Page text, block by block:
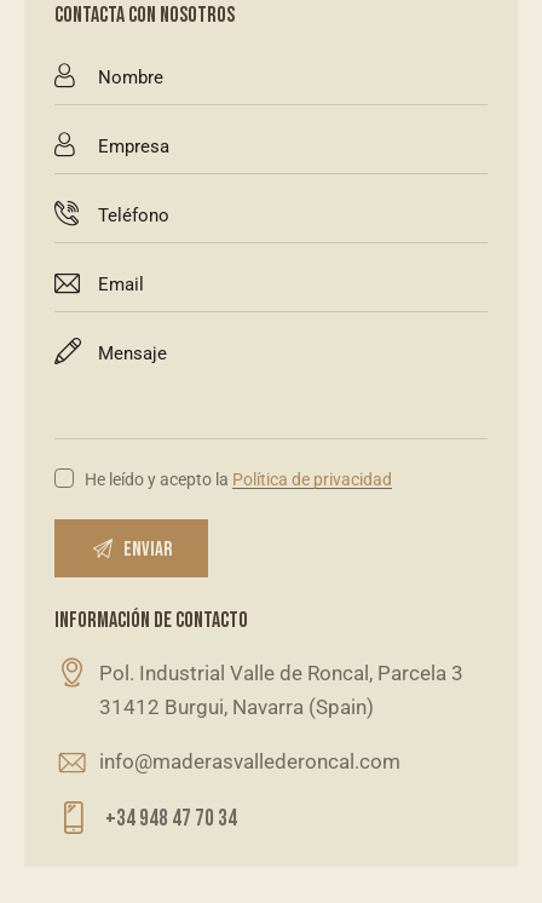
CONTACTA CON NOSOTROS
He leído y acepto la Política de privacidad
INFORMACIÓN DE CONTACTO
Pol. Industrial Valle de Roncal, Parcela 3
31412 Burgui, Navarra (Spain)
info@maderasvallederoncal.com
+34 948 47 70 34